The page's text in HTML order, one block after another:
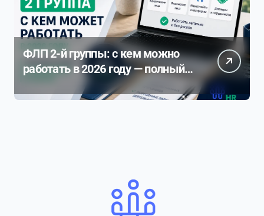
ФЛП 2-й группы: с кем можно
работать в 2026 году — полный
разбор ограничений и рисков